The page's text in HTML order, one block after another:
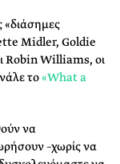
«διάσημες
Midler, Goldie
Robin Williams, οι
το«What a
να
–χωρίς να